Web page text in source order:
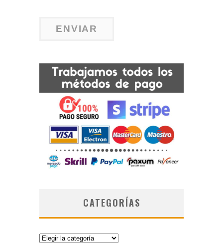
CATEGORÍAS
Categorías